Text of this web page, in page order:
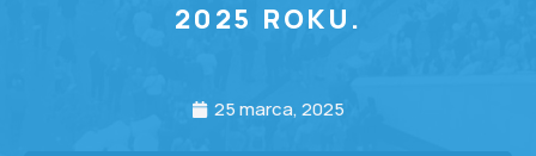
2025 ROKU.
25 marca, 2025